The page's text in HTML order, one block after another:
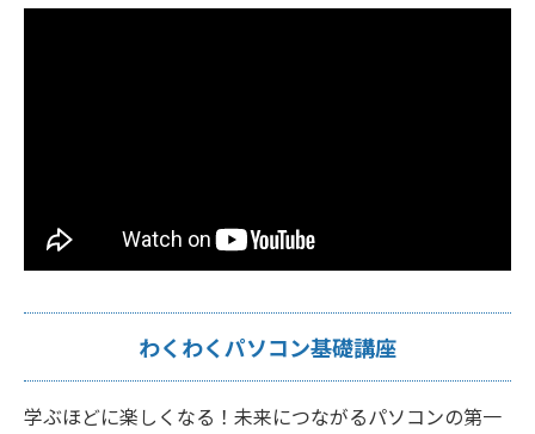
わくわくパソコン基礎講座
学ぶほどに楽しくなる！未来につながるパソコンの第一